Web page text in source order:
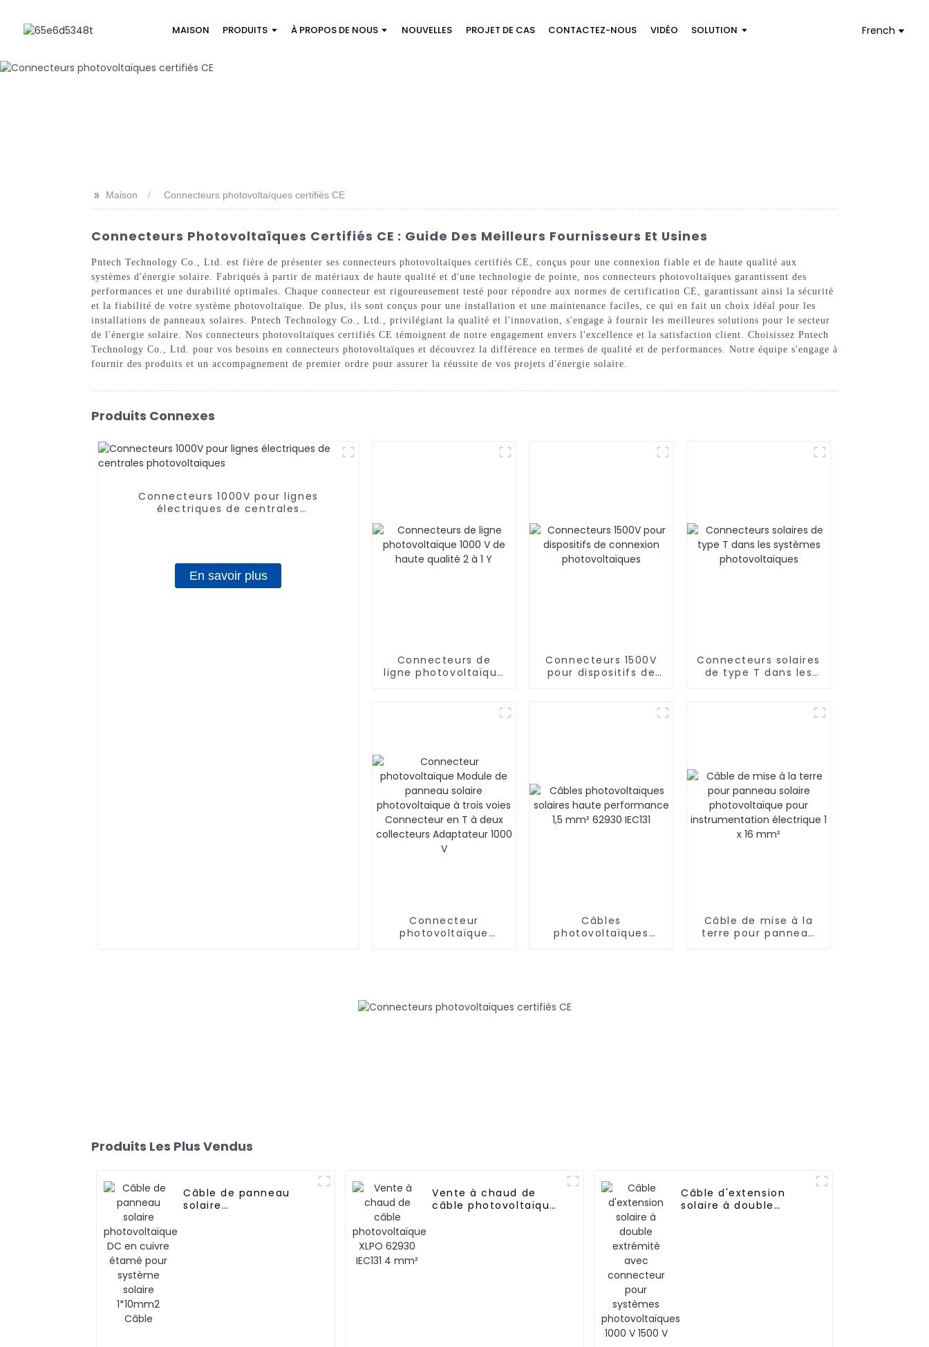
MAISON PRODUITS À PROPOS DE NOUS NOUVELLES PROJET DE CAS CONTACTEZ-NOUS VIDÉO SOLUTION French
>> Maison Connecteurs photovoltaïques certifiés CE
Connecteurs Photovoltaïques Certifiés CE : Guide Des Meilleurs Fournisseurs Et Usines
Pntech Technology Co., Ltd. est fière de présenter ses connecteurs photovoltaïques certifiés CE, conçus pour une connexion fiable et de haute qualité aux
systèmes d'énergie solaire. Fabriqués à partir de matériaux de haute qualité et d'une technologie de pointe, nos connecteurs photovoltaïques garantissent des
performances et une durabilité optimales. Chaque connecteur est rigoureusement testé pour répondre aux normes de certification CE, garantissant ainsi la sécurité
et la fiabilité de votre système photovoltaïque. De plus, ils sont conçus pour une installation et une maintenance faciles, ce qui en fait un choix idéal pour les
installations de panneaux solaires. Pntech Technology Co., Ltd., privilégiant la qualité et l'innovation, s'engage à fournir les meilleures solutions pour le secteur
de l'énergie solaire. Nos connecteurs photovoltaïques certifiés CE témoignent de notre engagement envers l'excellence et la satisfaction client. Choisissez Pntech
Technology Co., Ltd. pour vos besoins en connecteurs photovoltaïques et découvrez la différence en termes de qualité et de performances. Notre équipe s'engage à
fournir des produits et un accompagnement de premier ordre pour assurer la réussite de vos projets d'énergie solaire.
Produits Connexes
Connecteurs 1000V pour lignes
électriques de centrales
En savoir plus
Connecteurs de
ligne photovoltaïque
Connecteurs 1500V
pour dispositifs de
Connecteurs solaires
de type T dans les
Connecteur
photovoltaïque
deux collecteurs
Câbles
photovoltaïques
Câble de mise à la
terre pour panneau
Produits Les Plus Vendus
Câble de panneau
solaire
Vente à chaud de
câble photovoltaïque
Câble d'extension
solaire à double